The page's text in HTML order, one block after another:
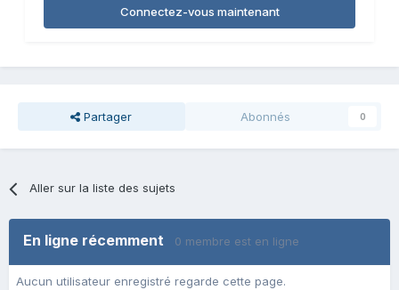
Connectez-vous maintenant
Partager Abonnés 0
Aller sur la liste des sujets
En ligne récemment 0 membre est en ligne
Aucun utilisateur enregistré regarde cette page.